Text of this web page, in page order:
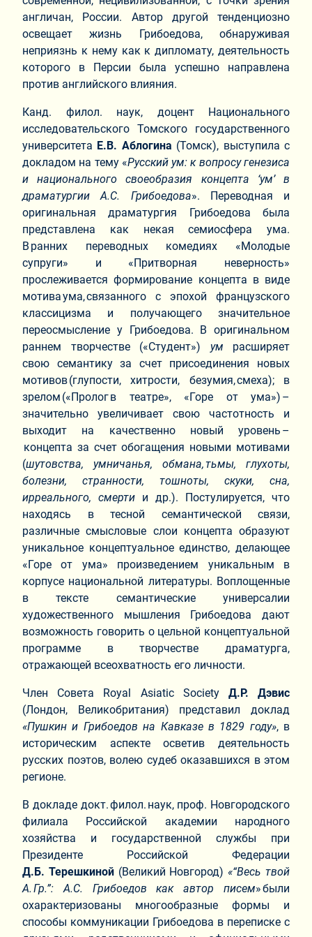
англичан, России. Автор другой тенденциозно
освещает жизнь Грибоедова, обнаруживая
неприязнь к нему как к дипломату, деятельность
которого в Персии была успешно направлена
против английского влияния.
Канд. филол. наук, доцент Национального
исследовательского Томского государственного
университета Е.В. Аблогина (Томск), выступила с
докладом на тему «Русский ум: к вопросу генезиса
и национального своеобразия концепта ‘ум’ в
драматургии А.С. Грибоедова». Переводная и
оригинальная драматургия Грибоедова была
представлена как некая семиосфера ума.
В ранних переводных комедиях «Молодые
супруги» и «Притворная неверность»
прослеживается формирование концепта в виде
мотива ума, связанного с эпохой французского
классицизма и получающего значительное
переосмысление у Грибоедова. В оригинальном
раннем творчестве («Студент») ум расширяет
свою семантику за счет присоединения новых
мотивов (глупости, хитрости, безумия, смеха); в
зрелом («Пролог в театре», «Горе от ума») –
значительно увеличивает свою частотность и
выходит на качественно новый уровень –
концепта за счет обогащения новыми мотивами
(шутовства, умничанья, обмана, тьмы, глухоты,
болезни, странности, тошноты, скуки, сна,
ирреального, смерти и др.). Постулируется, что
находясь в тесной семантической связи,
различные смысловые слои концепта образуют
уникальное концептуальное единство, делающее
«Горе от ума» произведением уникальным в
корпусе национальной литературы. Воплощенные
в тексте семантические универсалии
художественного мышления Грибоедова дают
возможность говорить о цельной концептуальной
программе в творчестве драматурга,
отражающей всеохватность его личности.
Член Совета Royal Asiatic Society Д.Р. Дэвис
(Лондон, Великобритания) представил доклад
«Пушкин и Грибоедов на Кавказе в 1829 году», в
историческим аспекте осветив деятельность
русских поэтов, волею судеб оказавшихся в этом
регионе.
В докладе докт. филол. наук, проф. Новгородского
филиала Российской академии народного
хозяйства и государственной службы при
Президенте Российской Федерации
Д.Б. Терешкиной (Великий Новгород)«“Весь твой
А. Гр.”: А.С. Грибоедов как автор писем» были
охарактеризованы многообразные формы и
способы коммуникации Грибоедова в переписке с